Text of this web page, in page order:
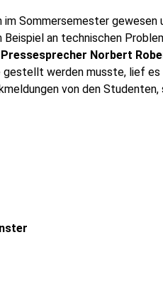
Sommersemester gewesen
an technischen
Pressesprecher Norbert
gestellt werden musste, lief es
von den Studenten,